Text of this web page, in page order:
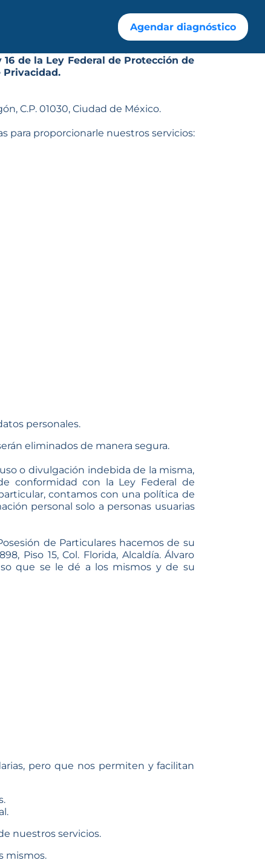
Agendar diagnóstico
y la privacidad de las y los clientes,
de la Ley Federal de Protección de
Privacidad.
C.P. 01030, Ciudad de México.
para proporcionarle nuestros servicios:
personales.
eliminados de manera segura.
o divulgación indebida de la misma,
conformidad con la Ley Federal de
contamos con una política de
personal solo a personas usuarias
de Particulares hacemos de su
Piso 15, Col. Florida, Alcaldía. Álvaro
que se le dé a los mismos y de su
pero que nos permiten y facilitan
nuestros servicios.
mismos.